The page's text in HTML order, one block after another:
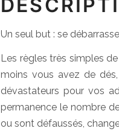
Un seul but : se
Les règles très simples
moins vous avez de
dévastateurs pour vos
permanence le nombre
ou sont défaussés,